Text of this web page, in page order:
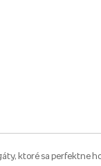
ktoré sa perfektne